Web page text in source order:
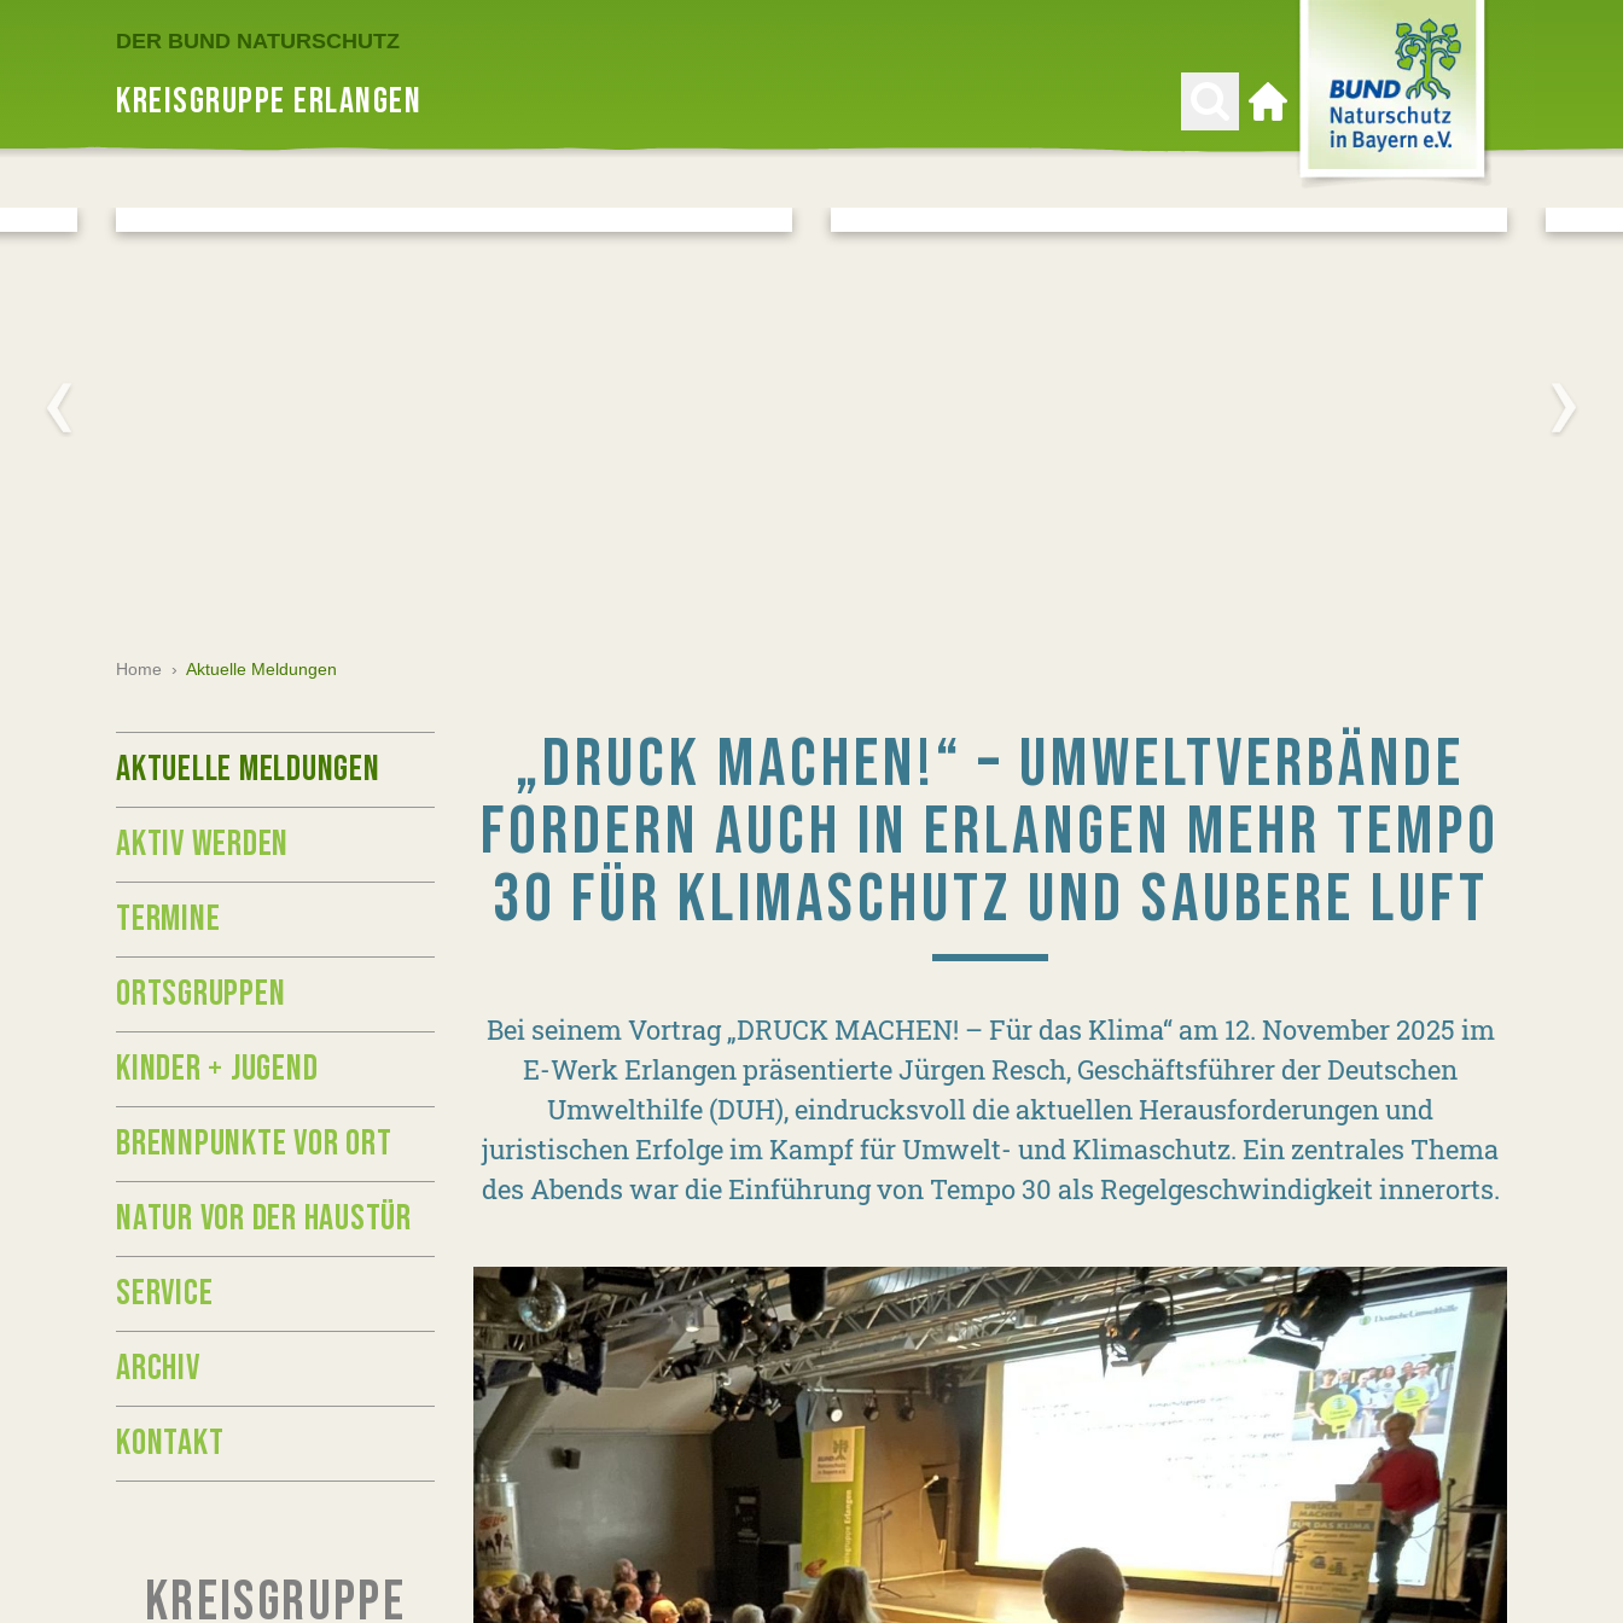
DER BUND NATURSCHUTZ
KREISGRUPPE ERLANGEN
Zur Startseite
Home › Aktuelle Meldungen
„DRUCK MACHEN!“ – UMWELTVERBÄNDE
FORDERN AUCH IN ERLANGEN MEHR TEMPO
30 FÜR KLIMASCHUTZ UND SAUBERE LUFT
Bei seinem Vortrag „DRUCK MACHEN! – Für das Klima“ am 12. November 2025 im
E-Werk Erlangen präsentierte Jürgen Resch, Geschäftsführer der Deutschen
Umwelthilfe (DUH), eindrucksvoll die aktuellen Herausforderungen und
juristischen Erfolge im Kampf für Umwelt- und Klimaschutz. Ein zentrales Thema
des Abends war die Einführung von Tempo 30 als Regelgeschwindigkeit innerorts.
AKTUELLE MELDUNGEN
AKTIV WERDEN
TERMINE
ORTSGRUPPEN
KINDER + JUGEND
BRENNPUNKTE VOR ORT
NATUR VOR DER HAUSTÜR
SERVICE
ARCHIV
KONTAKT
KREISGRUPPE